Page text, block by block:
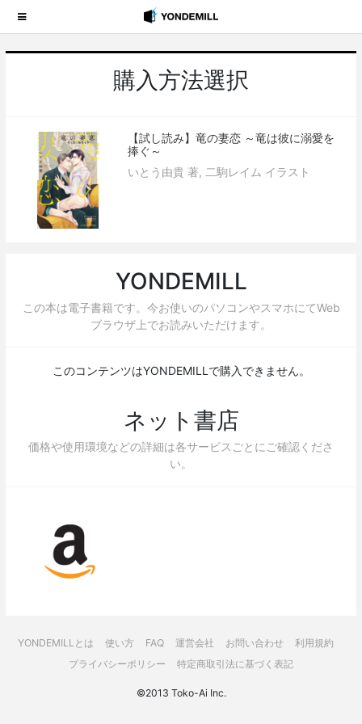
購入方法選択
【試し読み】竜の妻恋 ～竜は彼に溺愛を
捧ぐ～
いとう由貴 著, 二駒レイム イラスト
YONDEMILL
この本は電子書籍です。今お使いのパソコンやスマホにてWeb
ブラウザ上でお読みいただけます。
このコンテンツはYONDEMILLで購入できません。
ネット書店
価格や使用環境などの詳細は各サービスごとにご確認くださ
い。
YONDEMILLとは 使い方 FAQ 運営会社 お問い合わせ
利用規約
プライバシーポリシー
特定商取引法に基づく表記
©2013 Toko-Ai Inc.